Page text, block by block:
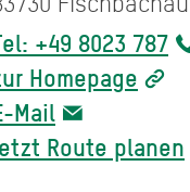
+49 8023 787
Homepage
Mail
Route planen